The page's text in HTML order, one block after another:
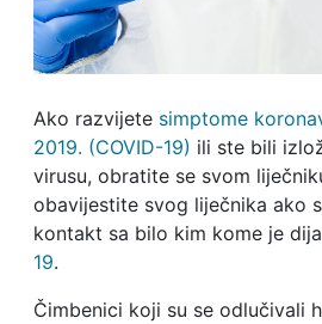
Ako razvijete simptome
2019. (COVID-19) ili ste bili
virusu, obratite se svom
obavijestite svog liječnika ako
kontakt sa bilo kim kome je
19.
Čimbenici koji su se odlučivali